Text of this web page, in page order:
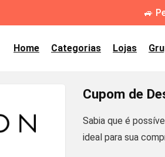
🚙
Home Categorias Lojas
Cupom de
Sabia que é
ideal para sua